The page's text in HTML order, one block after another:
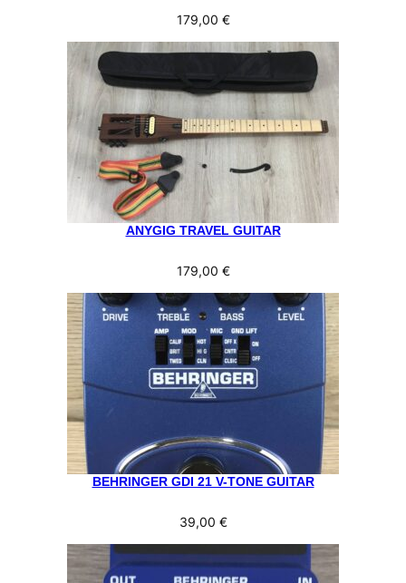
179,00 €
ANYGIG TRAVEL GUITAR
179,00 €
BEHRINGER GDI 21 V-TONE GUITAR
39,00 €